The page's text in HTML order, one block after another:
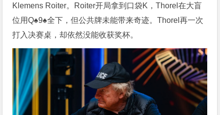
Klemens Roiter。Roiter开局拿到口袋K，Thorel在大盲
位用Q♠9♠全下，但公共牌未能带来奇迹。Thorel再一次
打入决赛桌，却依然没能收获奖杯。